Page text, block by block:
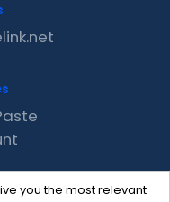
you the most relevant